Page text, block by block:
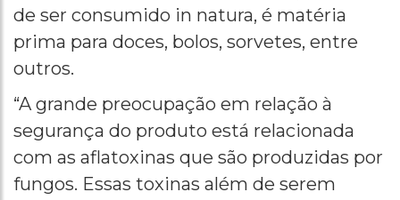
de ser consumido in natura, é matéria
prima para doces, bolos, sorvetes, entre
outros.
“A grande preocupação em relação à
segurança do produto está relacionada
com as aflatoxinas que são produzidas por
fungos. Essas toxinas além de serem